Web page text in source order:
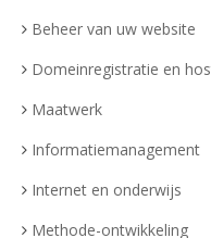
Beheer van uw website
Domeinregistratie en
Maatwerk
Informatiemanagement
Internet en onderwijs
Methode-ontwikkeling